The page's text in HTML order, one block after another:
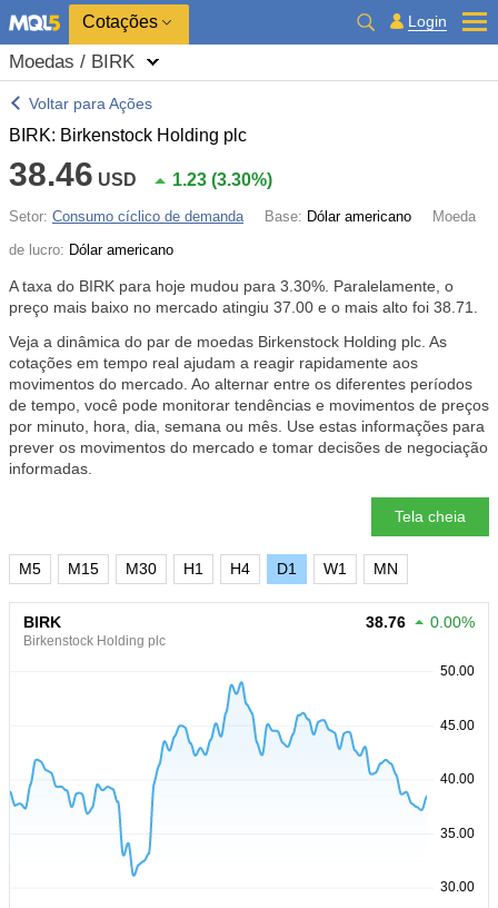
Cotações Login
Moedas / BIRK
Voltar para Ações
BIRK: Birkenstock Holding plc
38.46 USD 1.23 (3.30%)
Setor: Consumo cíclico de demanda Base: Dólar americano
Moeda
de lucro: Dólar americano
A taxa do BIRK para hoje mudou para 3.30% . Paralelamente, o
preço mais baixo no mercado atingiu 37.00 e o mais alto foi 38.71.
Veja a dinâmica do par de moedas Birkenstock Holding plc. As
cotações em tempo real ajudam a reagir rapidamente aos
movimentos do mercado. Ao alternar entre os diferentes períodos
de tempo, você pode monitorar tendências e movimentos de preços
por minuto, hora, dia, semana ou mês. Use estas informações para
prever os movimentos do mercado e tomar decisões de negociação
informadas.
Tela cheia
M5 M15 M30 H1 H4 D1 W1 MN
BIRK
Birkenstock Holding plc
38.76 0.00%